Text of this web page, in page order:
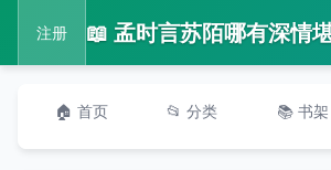
注册
🏠 首页 📂 分类 📚 书架